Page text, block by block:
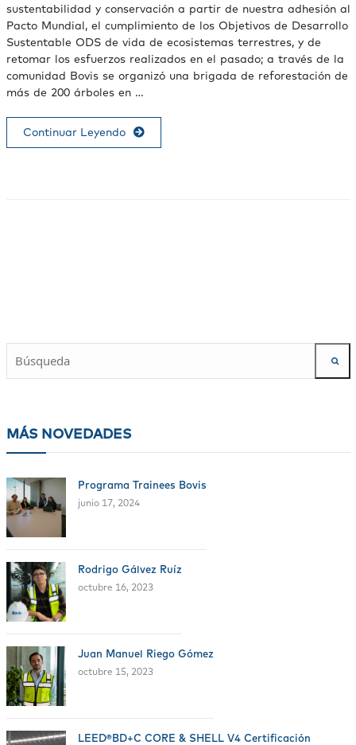
sustentabilidad y conservación a partir de nuestra adhesión al
Pacto Mundial, el cumplimiento de los Objetivos de Desarrollo
Sustentable ODS de vida de ecosistemas terrestres, y de
retomar los esfuerzos realizados en el pasado; a través de la
comunidad Bovis se organizó una brigada de reforestación de
más de 200 árboles en …
Continuar Leyendo
MÁS NOVEDADES
Programa Trainees Bovis
junio 17, 2024
Rodrigo Gálvez Ruíz
octubre 16, 2023
Juan Manuel Riego Gómez
octubre 15, 2023
LEED®BD+C CORE & SHELL V4 Certificación